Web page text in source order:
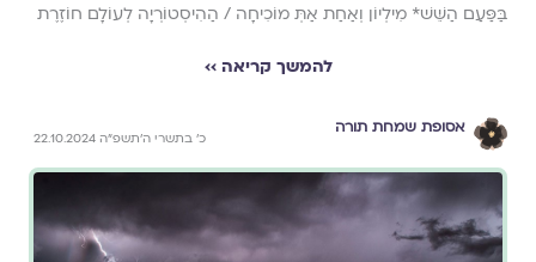
בַּפַּעַם הַשֵּׁשׁ* מִילְיוֹן וְאַחַת אַתְּ מוֹכִיחָה / הַהִיסְטוֹרְיָה לְעוֹלָם חוֹזֶרֶת
להמשך קריאה ››
אסופת שמחת תורה
כ׳ בתשרי ה׳תשפ״ה 22.10.2024